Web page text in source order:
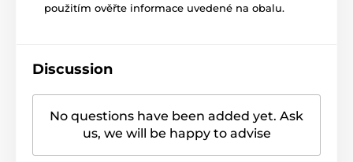
použitím ověřte informace uvedené na obalu.
Discussion
No questions have been added yet. Ask
us, we will be happy to advise